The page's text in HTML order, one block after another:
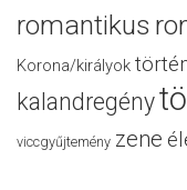
romantikus
Korona/királyok
kalandregény
viccgyűjtemény zene